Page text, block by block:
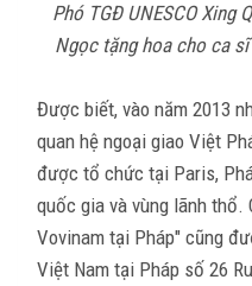
Phó TGĐ UNESCO Xing
Ngọc tặng hoa cho ca
Được biết, vào năm 2013
quan hệ ngoại giao Việt
được tổ chức tại Paris,
quốc gia và vùng lãnh thổ.
Vovinam tại Pháp" cũng
Việt Nam tại Pháp số 26